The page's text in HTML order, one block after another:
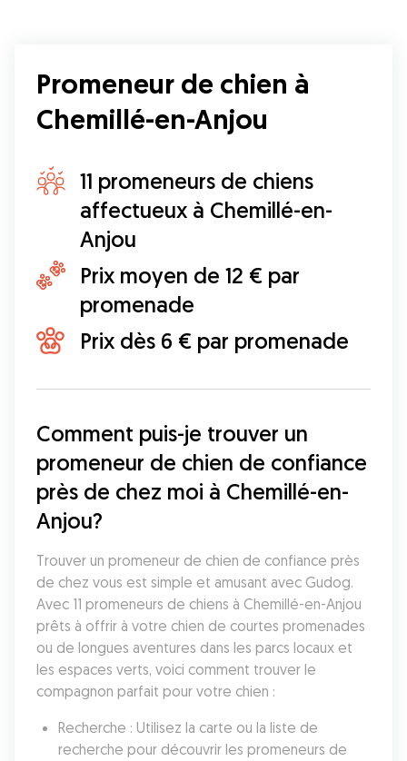
Promeneur de chien à
Chemillé-en-Anjou
11 promeneurs de chiens
affectueux à Chemillé-en-
Anjou
Prix moyen de 12 € par
promenade
Prix dès 6 € par promenade
Comment puis-je trouver un
promeneur de chien de confiance
près de chez moi à Chemillé-en-
Anjou?
Trouver un promeneur de chien de confiance près
de chez vous est simple et amusant avec Gudog.
Avec 11 promeneurs de chiens à Chemillé-en-Anjou
prêts à offrir à votre chien de courtes promenades
ou de longues aventures dans les parcs locaux et
les espaces verts, voici comment trouver le
compagnon parfait pour votre chien :
Recherche : Utilisez la carte ou la liste de
recherche pour découvrir les promeneurs de